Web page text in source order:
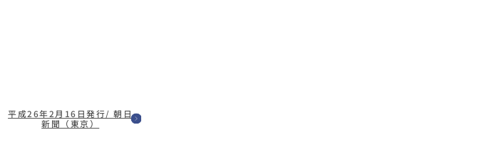
平成26年2月16日発行/ 朝日
新聞（東京）